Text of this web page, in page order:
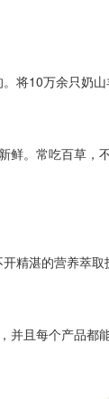
将10万余只奶
。常吃百草
精湛的营养
且每个产品